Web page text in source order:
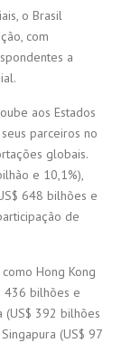
o Brasil
com
a
aos Estados
parceiros no
globais.
e 10,1%),
648 bilhões e
de
Hong Kong
436 bilhões e
(US$ 392 bilhões
(US$ 97